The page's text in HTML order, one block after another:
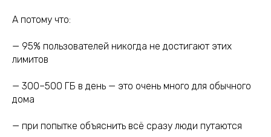
А потому что:
— 95% пользователей никогда не достигают этих
лимитов
— 300–500 ГБ в день — это очень много для обычного
дома
— при попытке объяснить всё сразу люди путаются